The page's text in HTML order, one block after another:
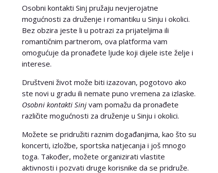
Osobni kontakti Sinj pružaju nevjerojatne
mogućnosti za druženje i romantiku u Sinju i okolici.
Bez obzira jeste li u potrazi za prijateljima ili
romantičnim partnerom, ova platforma vam
omogućuje da pronađete ljude koji dijele iste želje i
interese.
Društveni život može biti izazovan, pogotovo ako
ste novi u gradu ili nemate puno vremena za izlaske.
Osobni kontakti Sinjvam pomažu da pronađete
različite mogućnosti za druženje u Sinju i okolici.
Možete se pridružiti raznim događanjima, kao što su
koncerti, izložbe, sportska natjecanja i još mnogo
toga. Također, možete organizirati vlastite
aktivnosti i pozvati druge korisnike da se pridruže.